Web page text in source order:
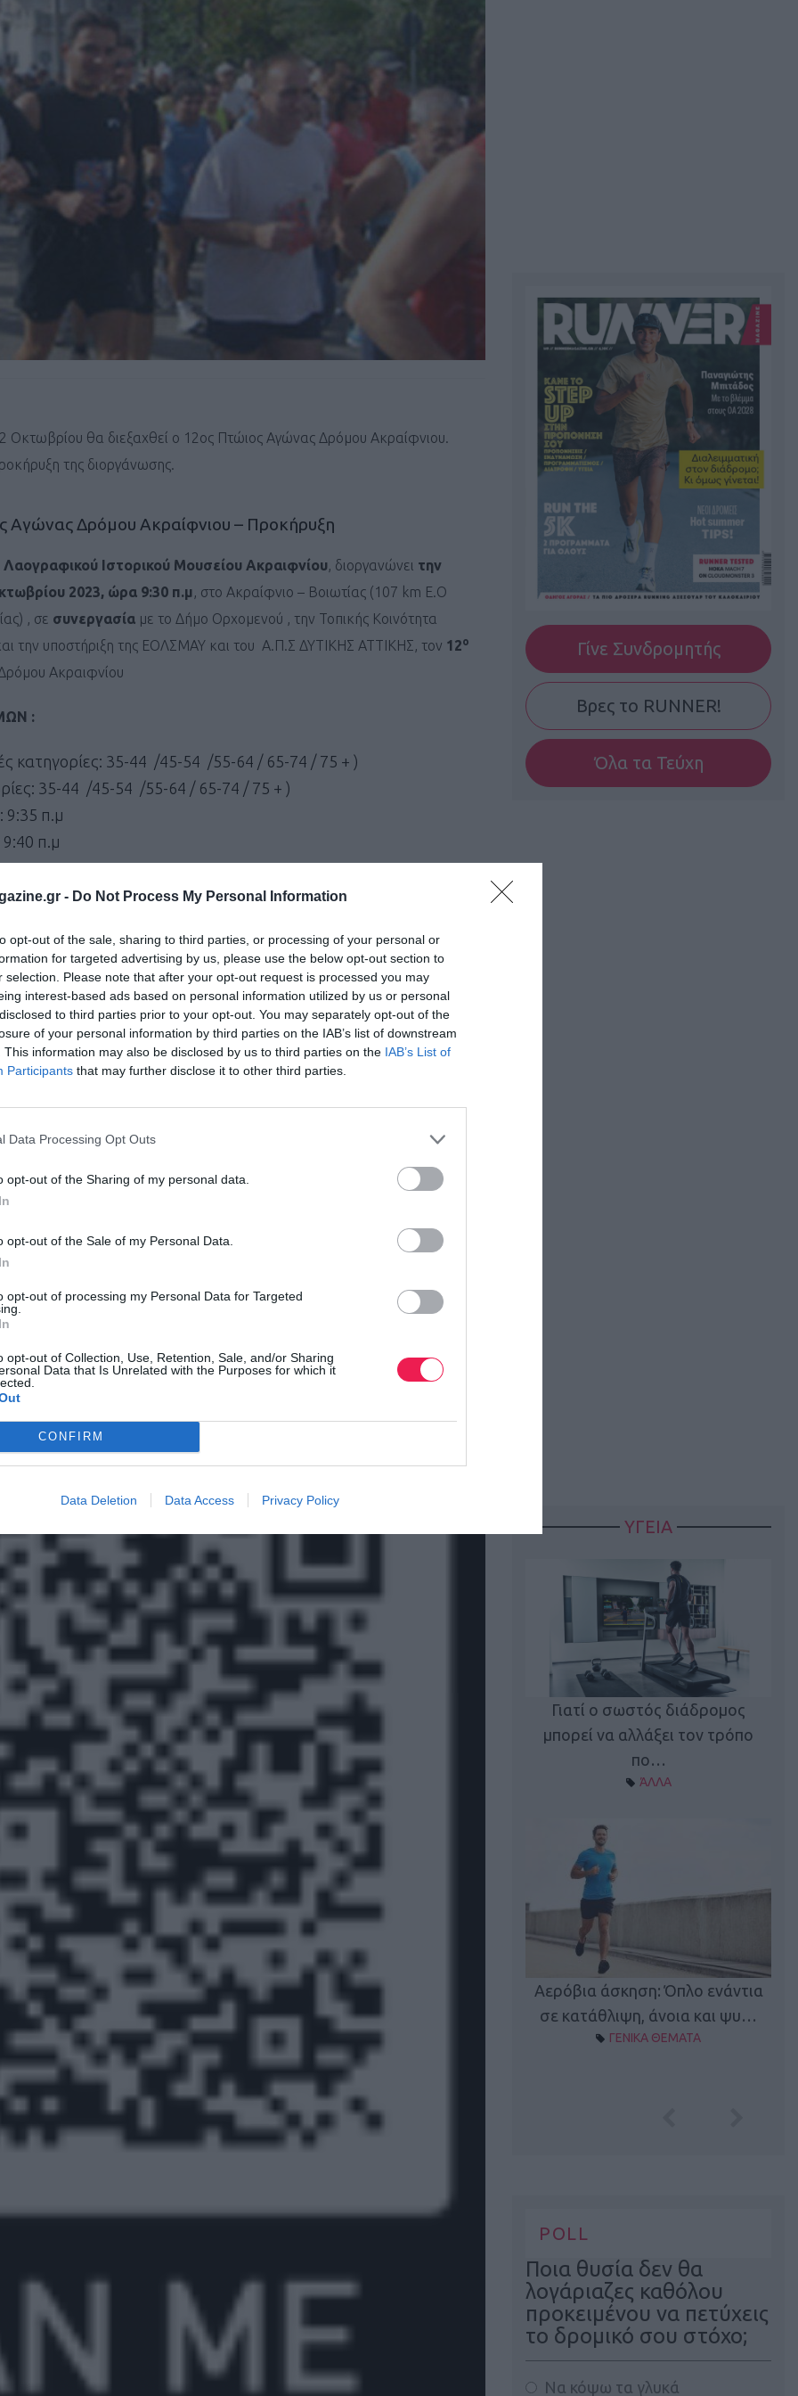
- Do Not Process My Personal Information
opt-out of the sale, sharing to third parties, or processing of your personal or
for targeted advertising by us, please use the below opt-out section to
selection. Please note that after your opt-out request is processed you may
interest-based ads based on personal information utilized by us or personal
to third parties prior to your opt-out. You may separately opt-out of the
of your personal information by third parties on the IAB’s list of downstream
This information may also be disclosed by us to third parties on the IAB’s List of
Participants that may further disclose it to other third parties.
Data Processing Opt Outs
opt-out of the Sharing of my personal data.
opt-out of the Sale of my Personal Data.
opt-out of processing my Personal Data for Targeted
opt-out of Collection, Use, Retention, Sale, and/or Sharing
Data that Is Unrelated with the Purposes for which it
CONFIRM
Data Deletion Data Access Privacy Policy
Οκτωβρίου θα διεξαχθεί ο 12ος Πτώιος Αγώνας Δρόμου Ακραίφνιου.
της διοργάνωσης.
Αγώνας Δρόμου Ακραίφνιου – Προκήρυξη
Ιστορικού Μουσείου Ακραιφνίου, διοργανώνει την
2023, ώρα 9:30 π.μ, στο Ακραίφνιο – Bοιωτίας (107 km Ε.Ο
, σε συνεργασία με το Δήμο Ορχομενού , την Τοπικής Κοινότητα
την υποστήριξη της ΕΟΛΣΜΑΥ και του Α.Π.Σ ΔΥΤΙΚΗΣ ΑΤΤΙΚΗΣ, τον 12ο
Ακραιφνίου
:
κατηγορίες: 35-44 /45-54 /55-64 / 65-74 / 75 + )
35-44 /45-54 /55-64 / 65-74 / 75 + )
π.μ
π.μ
στη γραμματεία, με τη παραλαβή του αριθμού. Με τα
θα διατεθεί για την αποπεράτωση του Λαογραφικού Μουσείου
κατάταξης και ηλικιακών κατηγοριών
εκκίνηση
τον QR code
Γίνε Συνδρομητής
Βρες το RUNNER!
Όλα τα Τεύχη
ΥΓΕΙΑ
Καφές και καφεΐνη
New Year Resolutions: Η άσκηση
στην κορυφή για το 2026!
Γιατί ο σωστός διάδρομος
μπορεί να αλλάξει τον τρόπο
πο…
ΆΛΛΑ
Αερόβια άσκηση: Όπλο ενάντια
σε κατάθλιψη, άνοια και ψυ…
ΓΕΝΙΚΑ ΘΕΜΑΤΑ
POLL
Ποια θυσία δεν θα
λογάριαζες καθόλου
προκειμένου να πετύχεις
το δρομικό σου στόχο;
Να κόψω τα γλυκά